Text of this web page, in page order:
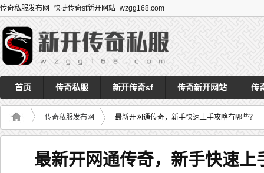
传奇私服发布网_快捷传奇sf新开网站_wzgg168.com
首页 传奇私服 新开传奇sf 传奇新开网站 传
传奇私服发布网 最新开网通传奇，新手快速上手攻略有哪些？
最新开网通传奇，新手快速上